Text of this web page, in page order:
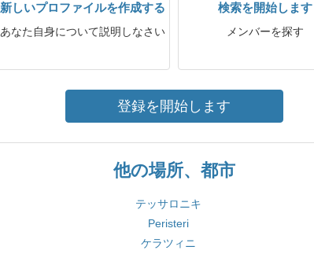
新しいプロファイルを作成する
あなた自身について説明しなさい
検索を開始します
メンバーを探す
登録を開始します
他の場所、都市
テッサロニキ
Peristeri
ケラツィニ